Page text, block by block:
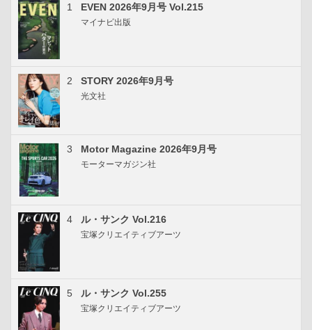
1 EVEN 2026年9月号 Vol.215
マイナビ出版
2 STORY 2026年9月号
光文社
3 Motor Magazine 2026年9月号
モーターマガジン社
4 ル・サンク Vol.216
宝塚クリエイティブアーツ
5 ル・サンク Vol.255
宝塚クリエイティブアーツ